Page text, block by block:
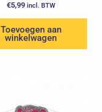
€5,99 incl. BTW
Toevoegen aan
winkelwagen